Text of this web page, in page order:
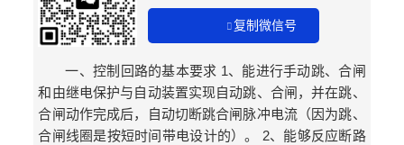
复制微信号
一、控制回路的基本要求 1、能进行手动跳、合闸
和由继电保护与自动装置实现自动跳、合闸，并在跳、
合闸动作完成后，自动切断跳合闸脉冲电流（因为跳、
合闸线圈是按短时间带电设计的）。 2、能够反应断路